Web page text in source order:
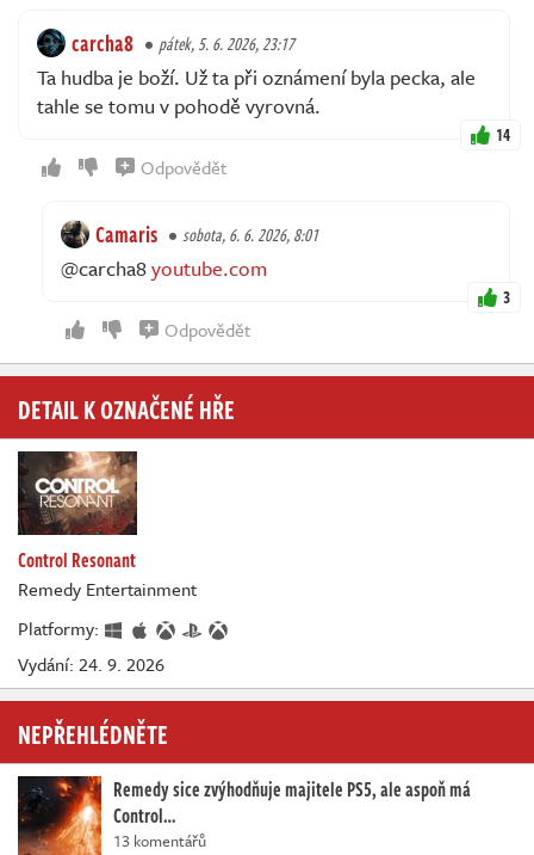
carcha8 pátek, 5. 6. 2026, 23:17
Ta hudba je boží. Už ta při oznámení byla pecka, ale
tahle se tomu v pohodě vyrovná.
14
Odpovědět
Camaris sobota, 6. 6. 2026, 8:01
@carcha8youtube.com
3
Odpovědět
DETAIL K OZNAČENÉ HŘE
Control Resonant
Remedy Entertainment
Platformy:
Vydání: 24. 9. 2026
NEPŘEHLÉDNĚTE
Remedy sice zvýhodňuje majitele PS5, ale aspoň má
Control…
13 komentářů